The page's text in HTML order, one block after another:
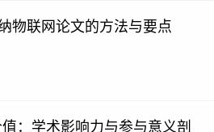
物联网论文的方法与要点
：学术影响力与参与意义剖